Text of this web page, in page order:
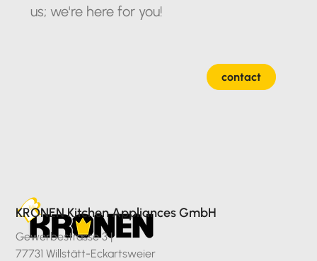
us; we're here for you!
contact
KRONEN Kitchen Appliances GmbH
Gewerbestrasse 3 |
77731 Willstätt-Eckartsweier